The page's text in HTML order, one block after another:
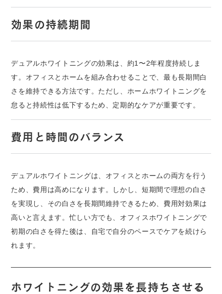
効果の持続期間
デュアルホワイトニングの効果は、約1〜2年程度持続しま
す。オフィスとホームを組み合わせることで、最も長期間白
さを維持できる方法です。ただし、ホームホワイトニングを
怠ると持続性は低下するため、定期的なケアが重要です。
費用と時間のバランス
デュアルホワイトニングは、オフィスとホームの両方を行う
ため、費用は高めになります。しかし、短期間で理想の白さ
を実現し、その白さを長期間維持できるため、費用対効果は
高いと言えます。忙しい方でも、オフィスホワイトニングで
初期の白さを得た後は、自宅で自分のペースでケアを続けら
れます。
ホワイトニングの効果を長持ちさせる